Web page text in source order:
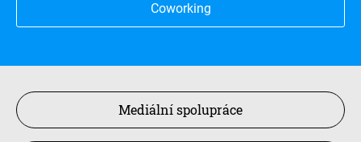
Coworking
Mediální spolupráce